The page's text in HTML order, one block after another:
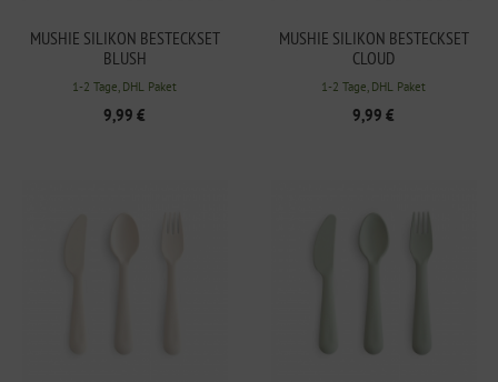
MUSHIE SILIKON BESTECKSET
BLUSH
1-2 Tage, DHL Paket
9,99 €
MUSHIE SILIKON BESTECKSET
CLOUD
1-2 Tage, DHL Paket
9,99 €